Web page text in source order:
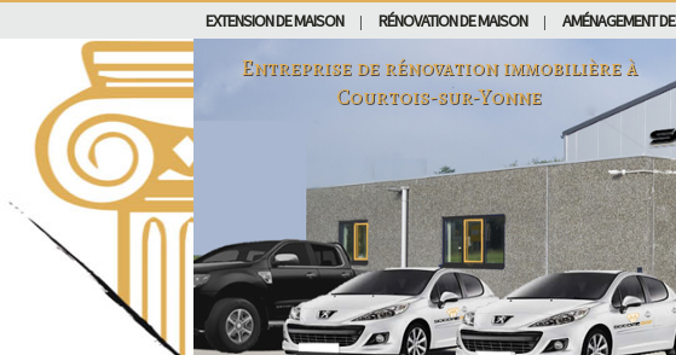
EXTENSION DE MAISON RÉNOVATION DE MAISON AMÉNAGEMENT
Entreprise de rénovation immobilière à
Courtois-sur-Yonne